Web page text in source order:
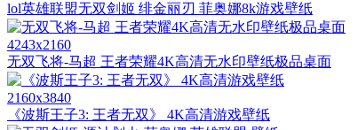
lol英雄联盟无双剑姬 绯金丽刃 菲奥娜8k游戏壁纸
4243x2160
无双飞将-马超 王者荣耀4K高清无水印壁纸极品桌面
2160x3840
《波斯王子3: 王者无双》 4K高清游戏壁纸